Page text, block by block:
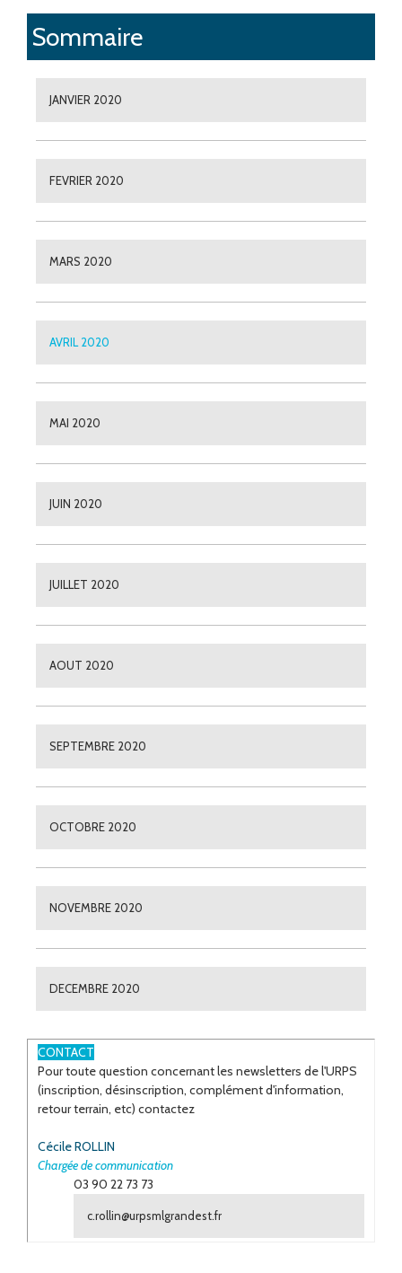
Sommaire
JANVIER 2020
FEVRIER 2020
MARS 2020
AVRIL 2020
MAI 2020
JUIN 2020
JUILLET 2020
AOUT 2020
SEPTEMBRE 2020
OCTOBRE 2020
NOVEMBRE 2020
DECEMBRE 2020
CONTACT
Pour toute question concernant les newsletters de l'URPS
(inscription, désinscription, complément d'information,
retour terrain, etc) contactez
Cécile ROLLIN
Chargée de communication
03 90 22 73 73
c.rollin@urpsmlgrandest.fr